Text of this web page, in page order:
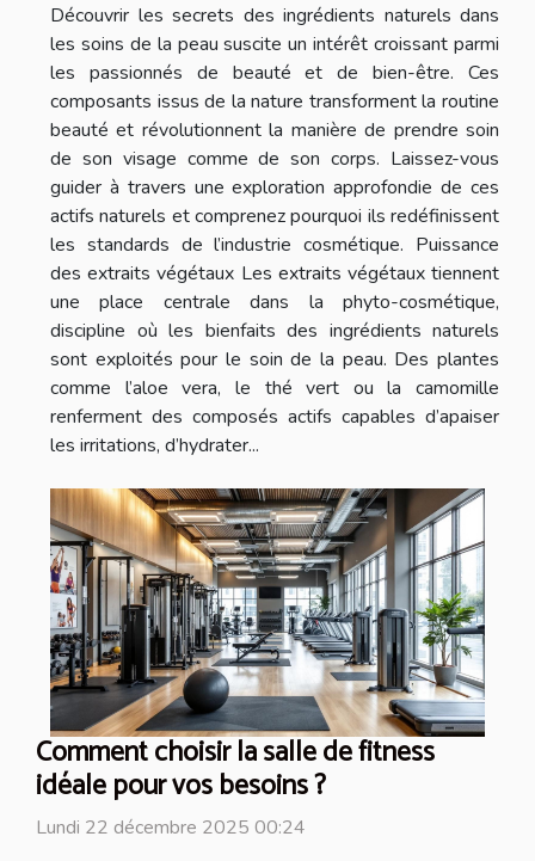
Découvrir les secrets des ingrédients naturels dans
les soins de la peau suscite un intérêt croissant parmi
les passionnés de beauté et de bien-être. Ces
composants issus de la nature transforment la routine
beauté et révolutionnent la manière de prendre soin
de son visage comme de son corps. Laissez-vous
guider à travers une exploration approfondie de ces
actifs naturels et comprenez pourquoi ils redéfinissent
les standards de l’industrie cosmétique. Puissance
des extraits végétaux Les extraits végétaux tiennent
une place centrale dans la phyto-cosmétique,
discipline où les bienfaits des ingrédients naturels
sont exploités pour le soin de la peau. Des plantes
comme l’aloe vera, le thé vert ou la camomille
renferment des composés actifs capables d’apaiser
les irritations, d’hydrater...
Comment choisir la salle de fitness
idéale pour vos besoins ?
Lundi 22 décembre 2025 00:24